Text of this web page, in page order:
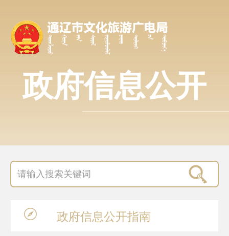
政府信息公开
政府信息公开指南